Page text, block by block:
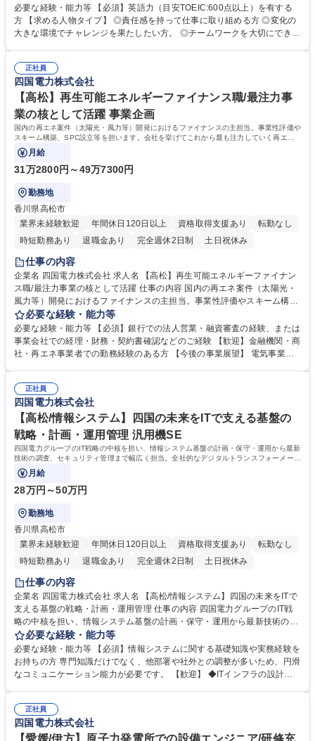
使った業務になります。 ※ジョブローテーションにより、希望・適性に応
じて事務系領域の業務を幅広く経験していただく場合があります。 募集職
種 事務系総合職【燃料調達】電力の安定供給の一翼を担う ★プライム市
必要な経験・能力等 【必須】英語力（目安TOEIC:600点以上）を有する
方 【求める人物タイプ】 ◎責任感を持って仕事に取り組める方 ◎変化の
大きな環境でチャレンジを果たしたい方。 ◎チームワークを大切にできる
正社員
四国電力株式会社
【高松】再生可能エネルギーファイナンス職/最注力事
業の核として活躍 事業企画
国内の再エネ案件（太陽光・風力等）開発におけるファイナンスの主担当。事業性評価や
スキーム構築、SPC設立等を担います。会社を挙げてこれから最も注力していく再エネ
開発プロジェクトのファイナンス業務。
月給
31万2800円～49万7300円
勤務地
香川県高松市
業界未経験歓迎
年間休日120日以上 資格取得支援あり
転勤なし
時短勤務あり
退職金あり 完全週休2日制 土日祝休み
仕事の内容
企業名 四国電力株式会社 求人名 【高松】再生可能エネルギーファイナン
ス職/最注力事業の核として活躍 仕事の内容 国内の再エネ案件（太陽光・
風力等）開発におけるファイナンスの主担当。事業性評価やスキーム構
築、SPC設立等を担います。会社を挙げてこれから最も注力していく再エ
ネ開発プロジェクトのファイナンス業務。 技術面は社内エンジニアとチー
ムを組むため安心です。 ◆プロジェクトの事業スキーム構築・事業性評価
◆ファイナンス組成・SPC設立業務 ◆関連契約の締結・アセットマネジ
注力事業の核として活躍
必要な経験・能力等
必要な経験・能力等 【必須】銀行での法人営業・融資審査の経験、または
事業会社での経理・財務・契約書確認などのご経験 【歓迎】金融機関・商
社・再エネ事業者での勤務経験のある方 【今後の事業展望】 電気事業以
においては、さらなる収益の拡大を目指し、海外発電事業を中心に、海外
投資につながる技術コンサルティングや国際交流の実施を通じて、世界各
国に活躍の場を広げています。 学歴・資格 学歴：大学院 大学 語学力： 資
格：
正社員
四国電力株式会社
【高松/情報システム】四国の未来をITで支える基盤の
戦略・計画・運用管理 汎用機SE
四国電力グループのIT戦略の中核を担い、情報システム基盤の計画・保守・運用から最新
技術の調査、セキュリティ管理まで幅広く担当。全社的なデジタルトランスフォーメーシ
ョンを技術面から推進します。
月給
28万円～50万円
勤務地
香川県高松市
業界未経験歓迎
年間休日120日以上 資格取得支援あり
転勤なし
時短勤務あり
退職金あり 完全週休2日制 土日祝休み
仕事の内容
企業名 四国電力株式会社 求人名 【高松/情報システム】四国の未来をITで
支える基盤の戦略・計画・運用管理 仕事の内容 四国電力グループのIT戦
略の中核を担い、情報システム基盤の計画・保守・運用から最新技術の調
査、セキュリティ管理まで幅広く担当。全社的なデジタルトランスフォー
メーションを技術面から推進します。 四国の生活と産業を支える電力シス
テムの安定稼働をIT基盤から支えると共に、効率化・高度化を目指す戦略
的な業務です。入社後はスキルに応じ、基盤計画やセキュリティ、オフィ
基盤の計画・開発・保守/業務・オフィスシステムの運用支援 募集職種
【高松/情報システム】四国の未来をITで支える基盤の戦略・計画・運用管
理
必要な経験・能力等
必要な経験・能力等 【必須】情報システムに関する基礎知識や実務経験を
お持ちの方 専門知識だけでなく、他部署や社外との調整が多いため、円滑
なコミュニケーション能力が必要です。 【歓迎】 ◆ITインフラの設計・
の発展に寄与したい」という強い想いを持つ方 学歴・資格 学歴：大学院
大学 高専 語学力： 資格：
正社員
四国電力株式会社
【愛媛/伊方】原子力発電所での設備エンジニア/研修充